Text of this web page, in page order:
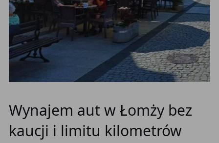
Wynajem aut w Łomży bez
kaucji i limitu kilometrów